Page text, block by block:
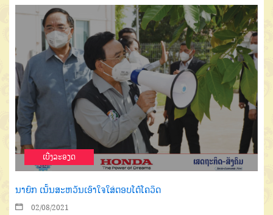
ເບີ່ງລະອຽດ
ນາຍົກ ເນັ້ນສະຫວັນເອົາໃຈໃສ່ຕອບໂຕ້ໂຄວິດ
02/08/2021